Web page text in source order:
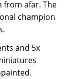
from afar. The
champion
and 5x